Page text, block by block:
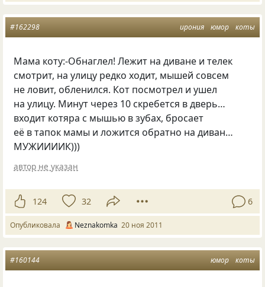
ирония юмор коты
#162298
Мама коту:-Обнаглел! Лежит на диване и телек
смотрит, на улицу редко ходит, мышей совсем
не ловит, обленился. Кот посмотрел и ушел
на улицу. Минут через 10 скребется в дверь…
входит котяра с мышью в зубах, бросает
её в тапок мамы и ложится обратно на диван…
МУЖИИИИК)))
автор не указан
124 32 6
Опубликовала Neznakomka 20 ноя 2011
юмор коты
#160144